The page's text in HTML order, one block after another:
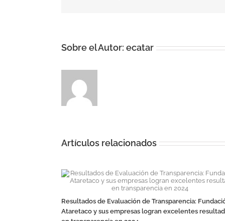
Sobre el Autor: ecatar
Artículos relacionados
Resultados de Evaluación de Transparencia:
Ataretaco y sus empresas logran excelentes